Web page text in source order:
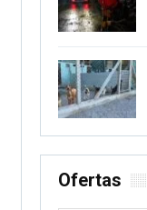
Ofertas